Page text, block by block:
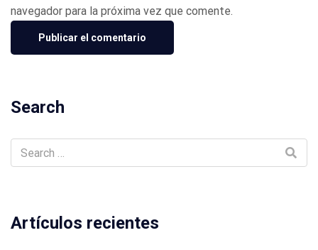
navegador para la próxima vez que comente.
Search
Artículos recientes